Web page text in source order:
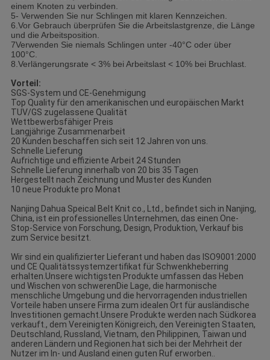
einem Knoten zu verbinden.
5- Verwenden Sie nur Schlingen mit klaren Kennzeichen.
6.Vor Gebrauch überprüfen Sie die Arbeitslastgrenze, die Länge
und die Arbeitsposition.
7Verwenden Sie niemals Schlingen unter -40°C oder über
100°C.
8.Verlängerungsrate < 3% bei Arbeitslast < 10% bei Bruchlast.
Vorteil:
SGS-System und CE-Genehmigung
Top Quality für den amerikanischen und europäischen Markt
TUV/GS zugelassene Qualität
Wettbewerbsfähiger Preis
Langjährige Zusammenarbeit
20 Kunden beschaffen sich seit 12 Jahren von uns.
Schnelle Lieferung
Aufrichtige und effiziente Arbeit 24 Stunden
Schnelle Lieferung innerhalb von 20 bis 35 Tagen
Hergestellt nach Zeichnung und Muster des Kunden
10 neue Produkte pro Monat
Nanjing Dahua Speical Belt Knit co., Ltd., befindet sich in Nanjing,
China, ist ein professionelles Unternehmen, das einen One-
Stop-Service von Forschung, Design, Produktion, Verkauf bis
zum Service besitzt.
Wir sind ein qualifizierter Lieferant und haben das ISO9001:2000
und CE Qualitätssystemzertifikat für Schwenkheberring
erhalten.Unsere wichtigsten Produkte umfassen das Heben
und Wischen von schwerenDie Lage, die harmonische
menschliche Umgebung und die hervorragenden industriellen
Vorteile haben unsere Firma zum idealen Ort für ausländische
Investitionen gemacht.Unsere Produkte werden nach Südkorea
verkauft., dem Vereinigten Königreich, den Vereinigten Staaten,
Deutschland, Russland, Vietnam, den Philippinen, Taiwan und
anderen Ländern und Regionen.hat sich bei der Mehrheit der
Nutzer im In- und Ausland einen guten Ruf erworben..